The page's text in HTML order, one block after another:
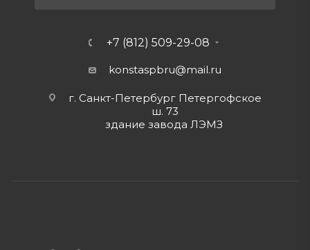
+7 (812) 509-29-08
konstaspbru@mail.ru
г. Санкт-Петербург Петергофское
ш. 73
здание завода ЛЭМЗ